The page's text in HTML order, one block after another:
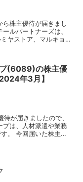
株主優待が届きまし
ルパートナーズは、
ヤストア、マルキョウ
(6089)の株主優
年3月】
が届きましたので、
プは、人材派遣や業務
。 今回届いた株主優